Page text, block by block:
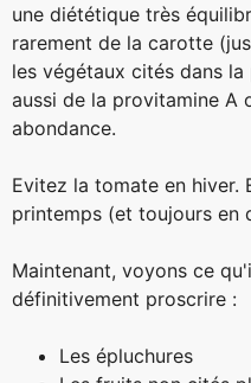
une diététique très
rarement de la carotte
les végétaux cités dans
aussi de la provitamine A
abondance.
Evitez la tomate en hiver.
printemps (et toujours en
Maintenant, voyons ce
définitivement proscrire :
Les épluchures